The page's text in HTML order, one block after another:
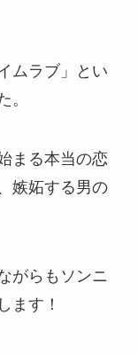
ムラブ」とい
。
まる本当の恋
嫉妬する男の
がらもソンニ
ます！